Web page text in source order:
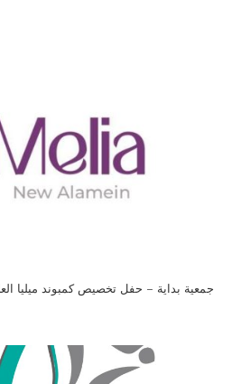
جمعية بداية – حفل تخصيص كمبوند ميليا